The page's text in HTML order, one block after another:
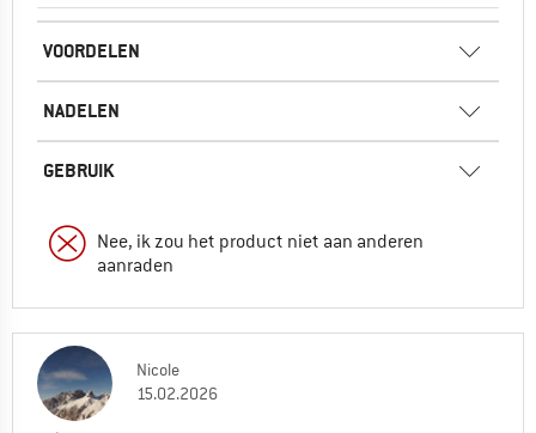
VOORDELEN
NADELEN
GEBRUIK
Nee, ik zou het product niet aan anderen
aanraden
Nicole
15.02.2026